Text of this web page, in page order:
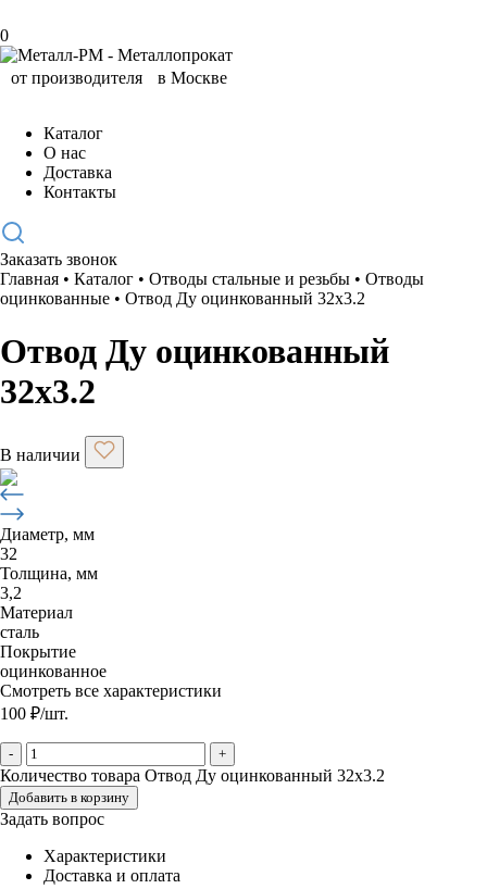
0
Каталог
О нас
Доставка
Контакты
Заказать звонок
Главная • Каталог • Отводы стальные и резьбы • Отводы
оцинкованные • Отвод Ду оцинкованный 32х3.2
Отвод Ду оцинкованный
32х3.2
В наличии
Диаметр, мм
32
Толщина, мм
3,2
Материал
сталь
Покрытие
оцинкованное
Смотреть все характеристики
100 ₽/шт.
- +
Количество товара Отвод Ду оцинкованный 32х3.2
Добавить в корзину
Задать вопрос
Характеристики
Доставка и оплата